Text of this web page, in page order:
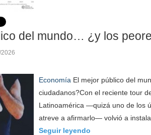
del mundo… ¿y los
2026
Economía El mejor público del
ciudadanos?Con el reciente tour
Latinoamérica —quizá uno de los
atreve a afirmarlo— volvió a
Seguir leyendo